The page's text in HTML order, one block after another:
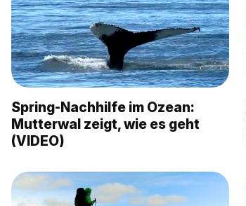
Spring-Nachhilfe im Ozean:
Mutterwal zeigt, wie es geht
(VIDEO)